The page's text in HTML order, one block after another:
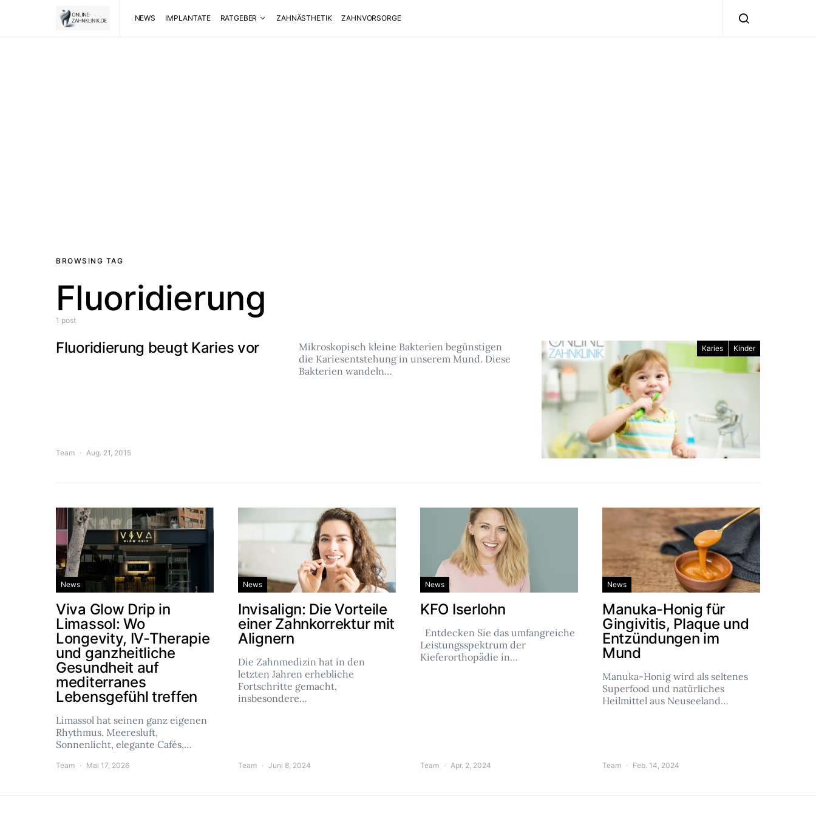
NEWS IMPLANTATE RATGEBER ZAHNÄSTHETIK ZAHNVORSORGE
BROWSING TAG
Fluoridierung
1 post
Karies Kinder
Fluoridierung beugt Karies vor
Mikroskopisch kleine Bakterien begünstigen
die Kariesentstehung in unserem Mund. Diese
Bakterien wandeln…
Team Aug. 21, 2015
News
Viva Glow Drip in
Limassol: Wo
Longevity, IV-Therapie
und ganzheitliche
Gesundheit auf
mediterranes
Lebensgefühl treffen
Limassol hat seinen ganz eigenen
Rhythmus. Meeresluft,
Sonnenlicht, elegante Cafés,…
Team Mai 17, 2026
News
Invisalign: Die Vorteile
einer Zahnkorrektur mit
Alignern
Die Zahnmedizin hat in den
letzten Jahren erhebliche
Fortschritte gemacht,
insbesondere…
Team Juni 8, 2024
News
KFO Iserlohn
Entdecken Sie das umfangreiche
Leistungsspektrum der
Kieferorthopädie in…
Team Apr. 2, 2024
News
Manuka-Honig für
Gingivitis, Plaque und
Entzündungen im
Mund
Manuka-Honig wird als seltenes
Superfood und natürliches
Heilmittel aus Neuseeland…
Team Feb. 14, 2024